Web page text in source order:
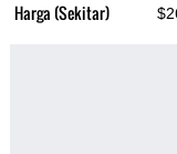
Harga (Sekitar)